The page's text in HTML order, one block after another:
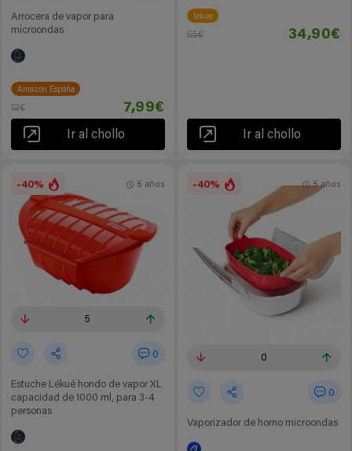
Arrocera de vapor para
microondas
Amazon España
12€ 7,99€
Ir al chollo
lekue
55€ 34,90€
Ir al chollo
-40%
5
0
Estuche Lékué hondo de vapor XL
capacidad de 1000 ml, para 3-4
personas
5 años -40%
0
0
Vaporizador de horno microondas
5 años